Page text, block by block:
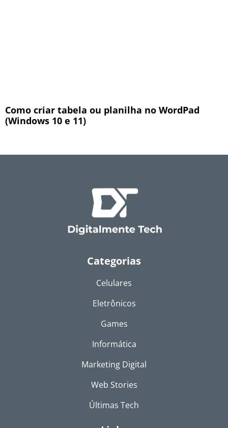
Como criar tabela ou planilha no WordPad
(Windows 10 e 11)
Categorias
Celulares
Eletrônicos
Games
Informática
Marketing Digital
Web Stories
Últimas Tech